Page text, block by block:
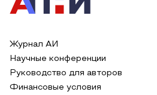
Журнал АИ
Научные конференции
Руководство для авторов
Финансовые условия